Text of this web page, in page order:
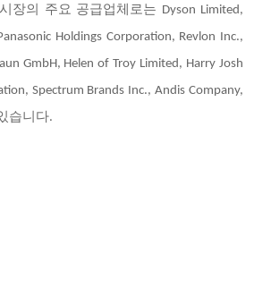
장의 주요 공급업체로는 Dyson Limited,
Holdings Corporation, Revlon Inc.,
GmbH, Helen of Troy Limited, Harry Josh
Spectrum Brands Inc., Andis Company,
습니다.